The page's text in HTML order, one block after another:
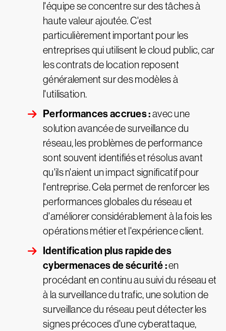
l'équipe se concentre sur des tâches à
haute valeur ajoutée. C'est
particulièrement important pour les
entreprises qui utilisent le cloud public, car
les contrats de location reposent
généralement sur des modèles à
l'utilisation.
Performances accrues :avec une
solution avancée de surveillance du
réseau, les problèmes de performance
sont souvent identifiés et résolus avant
qu'ils n'aient un impact significatif pour
l'entreprise. Cela permet de renforcer les
performances globales du réseau et
d'améliorer considérablement à la fois les
opérations métier et l'expérience client.
Identification plus rapide des
cybermenaces de sécurité :en
procédant en continu au suivi du réseau et
à la surveillance du trafic, une solution de
surveillance du réseau peut détecter les
signes précoces d'une cyberattaque,